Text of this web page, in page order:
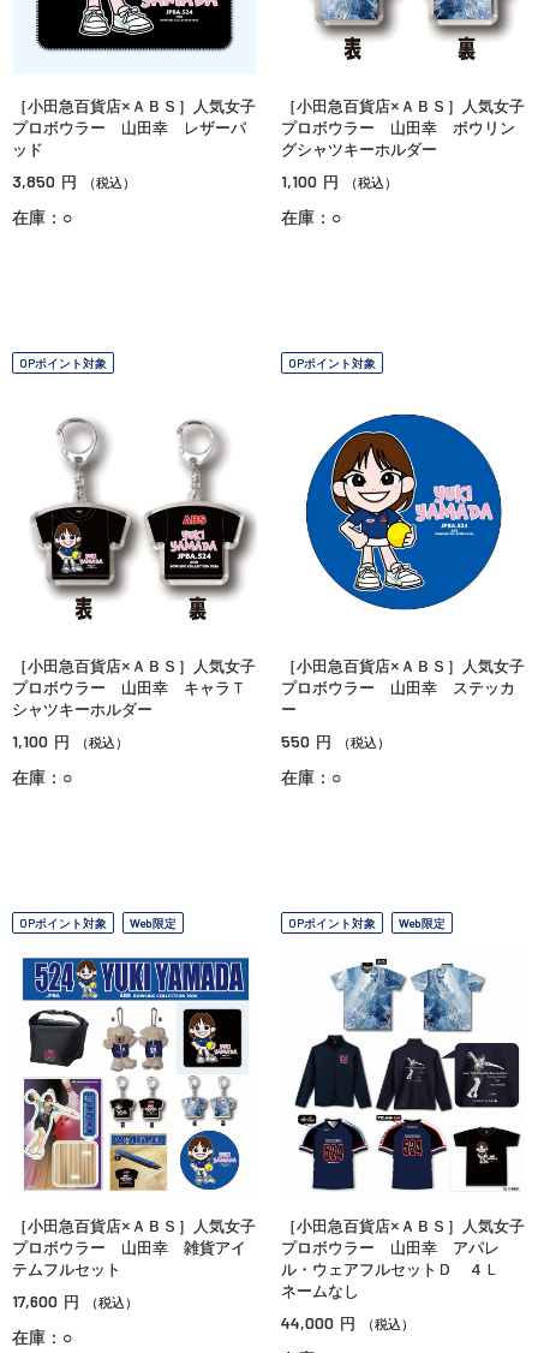
［小田急百貨店×ＡＢＳ］人気女子
プロボウラー 山田幸 レザーパ
ッド
3,850 円 （税込）
在庫：○
［小田急百貨店×ＡＢＳ］人気女子
プロボウラー 山田幸 ボウリン
グシャツキーホルダー
1,100 円 （税込）
在庫：○
OPポイント対象
［小田急百貨店×ＡＢＳ］人気女子
プロボウラー 山田幸 キャラＴ
シャツキーホルダー
1,100 円 （税込）
在庫：○
OPポイント対象
［小田急百貨店×ＡＢＳ］人気女子
プロボウラー 山田幸 ステッカ
ー
550 円 （税込）
在庫：○
OPポイント対象 Web限定
［小田急百貨店×ＡＢＳ］人気女子
プロボウラー 山田幸 雑貨アイ
テムフルセット
17,600 円 （税込）
在庫：○
OPポイント対象 Web限定
［小田急百貨店×ＡＢＳ］人気女子
プロボウラー 山田幸 アパレ
ル・ウェアフルセットＤ ４Ｌ
ネームなし
44,000 円 （税込）